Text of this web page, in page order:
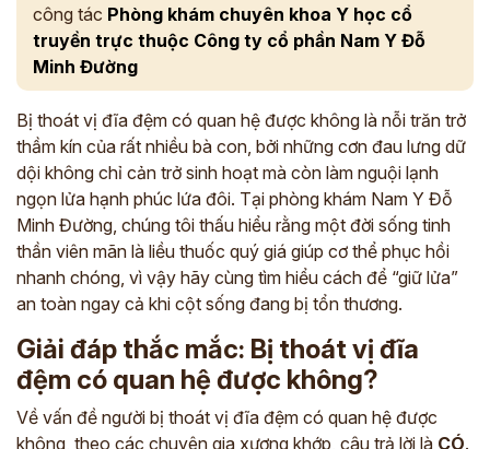
công tác Phòng khám chuyên khoa Y học cổ
truyền trực thuộc Công ty cổ phần Nam Y Đỗ
Minh Đường
Bị thoát vị đĩa đệm có quan hệ được không là nỗi trăn trở
thầm kín của rất nhiều bà con, bởi những cơn đau lưng dữ
dội không chỉ cản trở sinh hoạt mà còn làm nguội lạnh
ngọn lửa hạnh phúc lứa đôi. Tại phòng khám Nam Y Đỗ
Minh Đường, chúng tôi thấu hiểu rằng một đời sống tinh
thần viên mãn là liều thuốc quý giá giúp cơ thể phục hồi
nhanh chóng, vì vậy hãy cùng tìm hiểu cách để “giữ lửa”
an toàn ngay cả khi cột sống đang bị tổn thương.
Giải đáp thắc mắc: Bị thoát vị đĩa
đệm có quan hệ được không?
Về vấn đề người bị thoát vị đĩa đệm có quan hệ được
không, theo các chuyên gia xương khớp, câu trả lời là CÓ.